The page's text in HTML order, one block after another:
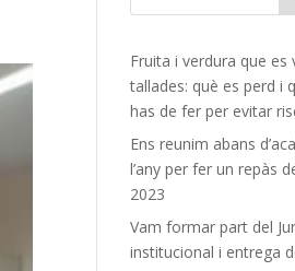
Fruita i verdura que es
tallades: què es perd i
has de fer per evitar
Ens reunim abans
l’any per fer un repàs
2023
Vam formar part del
institucional i entrega